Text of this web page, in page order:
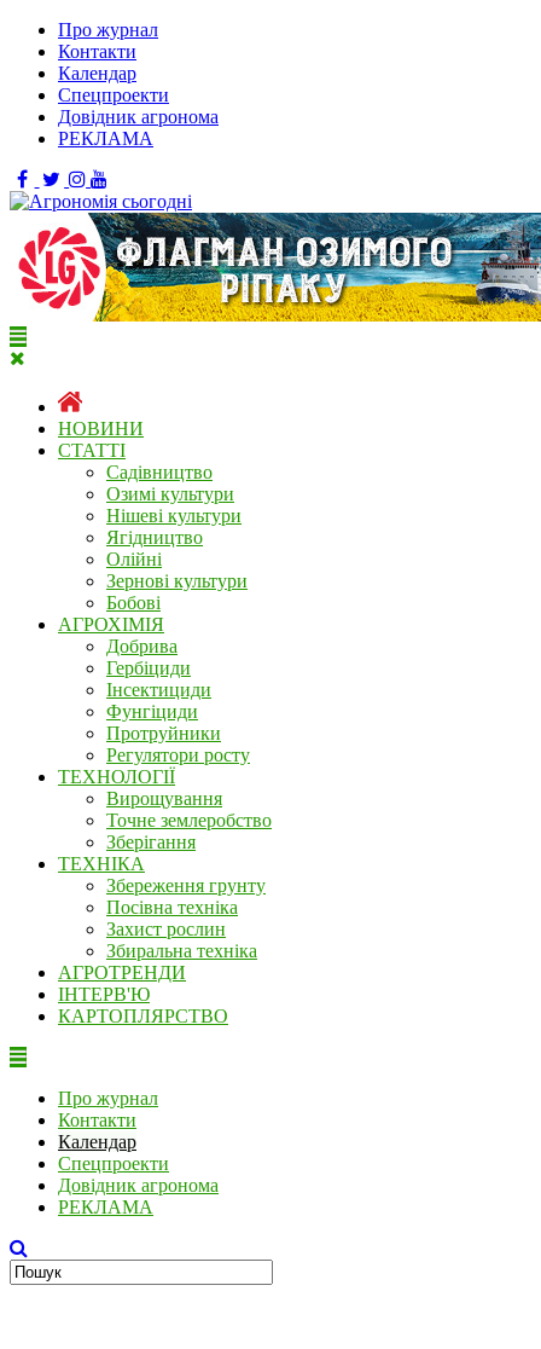
Про журнал
Контакти
Календар
Спецпроекти
Довідник агронома
РЕКЛАМА
НОВИНИ
СТАТТІ
Садівництво
Озимі культури
Нішеві культури
Ягідництво
Олійні
Зернові культури
Бобові
АГРОХІМІЯ
Добрива
Гербіциди
Інсектициди
Фунгіциди
Протруйники
Регулятори росту
ТЕХНОЛОГІЇ
Вирощування
Точне землеробство
Зберігання
ТЕХНІКА
Збереження грунту
Посівна техніка
Захист рослин
Збиральна техніка
АГРОТРЕНДИ
ІНТЕРВ'Ю
КАРТОПЛЯРСТВО
Про журнал
Контакти
Календар
Спецпроекти
Довідник агронома
РЕКЛАМА